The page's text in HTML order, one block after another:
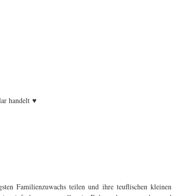
handelt ♥
Familienzuwachs teilen und ihre teuflischen kleinen